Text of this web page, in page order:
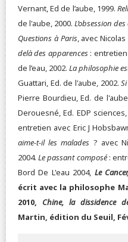
Vernant, Ed de l’aube, 1999.
de l'aube, 2000. L’obsession
Questions à Paris, avec
delà des apparences: entretien
de l’eau, 2002. La philosophie
Guattari, Ed. de l'aube, 2002.
Pierre Bourdieu, Ed. de
Derouesné, Ed. EDP sciences,
entretien avec Eric J
aime-t-il les malades ? avec
2004.Le passant composé:
Bord De L'eau 2004, Le
écrit avec la philosophe
2010, Chine, la dissidence
Martin, édition du Seuil,